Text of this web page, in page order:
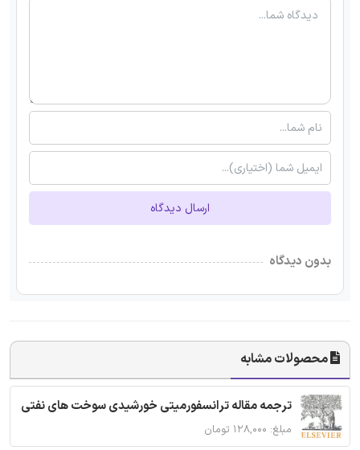
ارسال دیدگاه
بدون دیدگاه
محصولات مشابه
ترجمه مقاله ترانسفورمیتی خورشیدی سوخت های نفتی
مبلغ: ۱۲۸,۰۰۰ تومان